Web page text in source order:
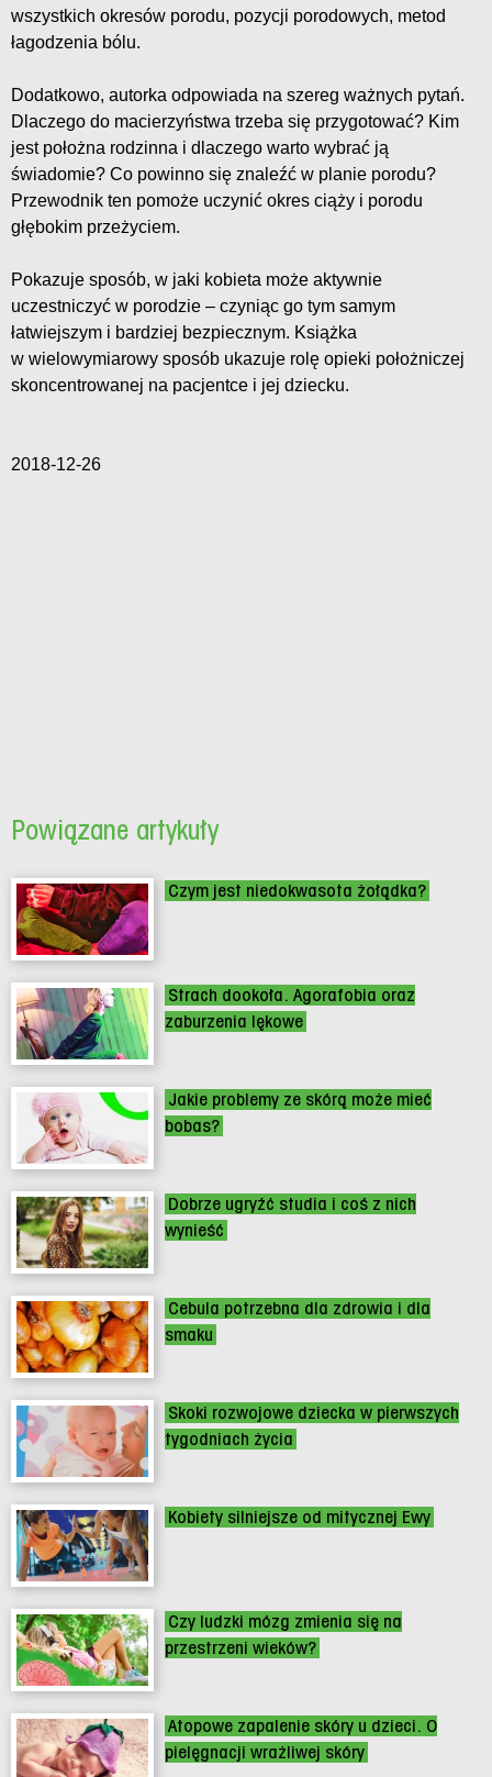
wszystkich okresów porodu, pozycji porodowych, metod
łagodzenia bólu.
Dodatkowo, autorka odpowiada na szereg ważnych pytań.
Dlaczego do macierzyństwa trzeba się przygotować? Kim
jest położna rodzinna i dlaczego warto wybrać ją
świadomie? Co powinno się znaleźć w planie porodu?
Przewodnik ten pomoże uczynić okres ciąży i porodu
głębokim przeżyciem.
Pokazuje sposób, w jaki kobieta może aktywnie
uczestniczyć w porodzie – czyniąc go tym samym
łatwiejszym i bardziej bezpiecznym. Książka
w wielowymiarowy sposób ukazuje rolę opieki położniczej
skoncentrowanej na pacjentce i jej dziecku.
2018-12-26
Powiązane artykuły
Czym jest niedokwasota żołądka?
Strach dookoła. Agorafobia oraz
zaburzenia lękowe
Jakie problemy ze skórą może mieć
bobas?
Dobrze ugryźć studia i coś z nich
wynieść
Cebula potrzebna dla zdrowia i dla
smaku
Skoki rozwojowe dziecka w pierwszych
tygodniach życia
Kobiety silniejsze od mitycznej Ewy
Czy ludzki mózg zmienia się na
przestrzeni wieków?
Atopowe zapalenie skóry u dzieci. O
pielęgnacji wrażliwej skóry